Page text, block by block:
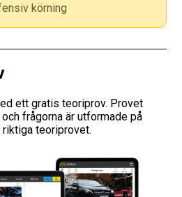
för ditt körkort
Language
körning
ett gratis teoriprov. Provet
frågorna är utformade på
teoriprovet.